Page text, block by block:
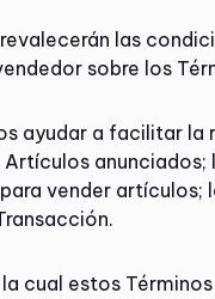
las
sobre los
ayudar a facilitar la
Artículos
vender
cual estos